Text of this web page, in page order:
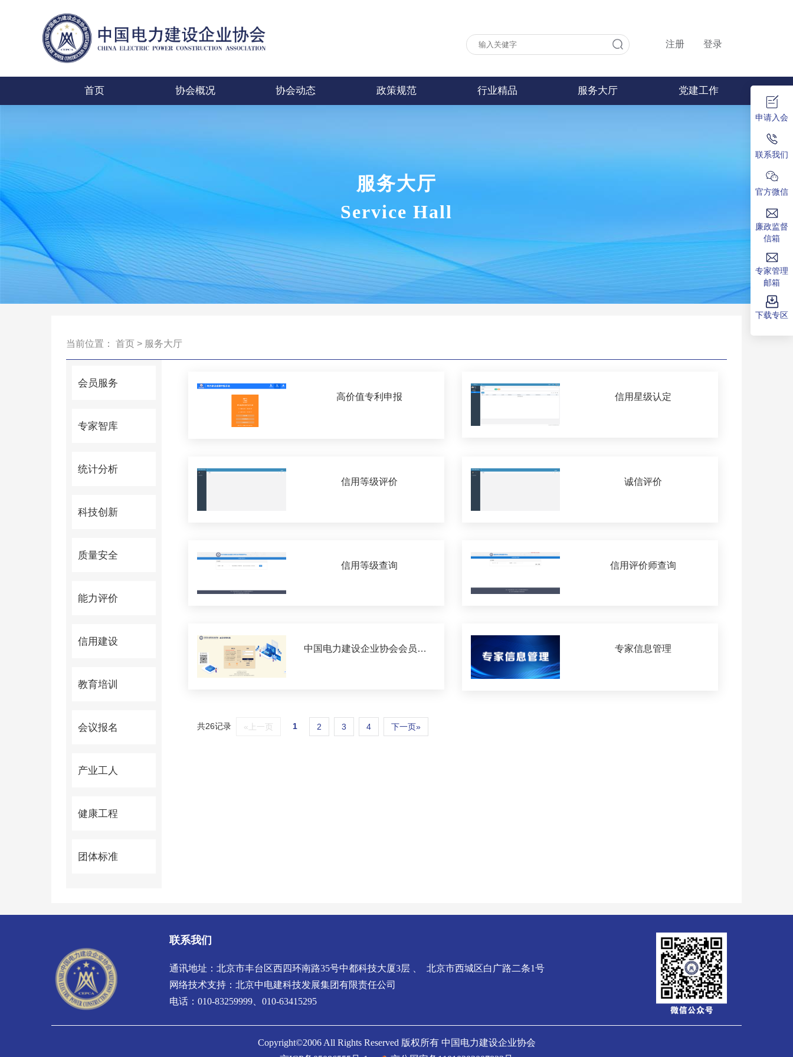
申请入会
联系我们
官方微信
廉政监督
信箱
专家管理
邮箱
下载专区
注册 登录
首页 协会概况 协会动态 政策规范 行业精品 服务大厅 党建工作
服务大厅
Service Hall
当前位置： 首页 > 服务大厅
会员服务
专家智库
统计分析
科技创新
质量安全
能力评价
信用建设
教育培训
会议报名
产业工人
健康工程
团体标准
高价值专利申报 信用星级认定
信用等级评价 诚信评价
信用等级查询 信用评价师查询
中国电力建设企业协会会员管理系统 专家信息管理
共26记录 «上一页 1 2 3 4 下一页»
联系我们
通讯地址：北京市丰台区西四环南路35号中都科技大厦3层 、 北京市西城区白广路二条1号
网络技术支持： 北京中电建科技发展集团有限责任公司
电话：010-83259999、010-63415295
Copyright©2006 All Rights Reserved 版权所有 中国电力建设企业协会